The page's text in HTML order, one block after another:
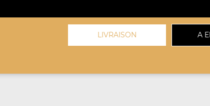
LIVRAISON A